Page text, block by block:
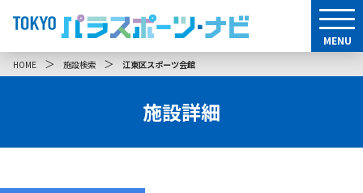
MENU
HOME ＞ 施設検索 ＞ 江東区スポーツ会館
施設詳細